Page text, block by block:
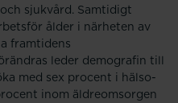
sjukvård. Samtidigt
ålder i närheten av
framtidens
leder demografin till
med sex procent i hälso-
inom äldreomsorgen